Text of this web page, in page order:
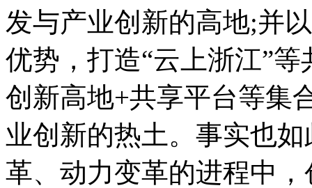
发与产业创新的高地;并
优势，打造“云上浙江”
创新高地+共享平台等集
业创新的热土。事实也
革、动力变革的进程中